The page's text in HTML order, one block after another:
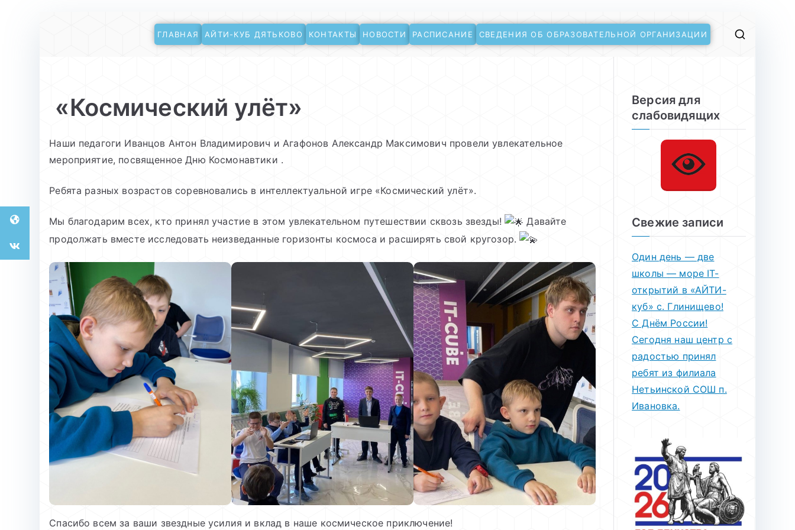
АйТи-куб Глинищево
Центр цифрового образования
ГЛАВНАЯ АЙТИ-КУБ ДЯТЬКОВО КОНТАКТЫ НОВОСТИ РАСПИСАНИЕ СВЕДЕНИЯ ОБ ОБРАЗОВАТЕЛЬНОЙ ОРГАНИЗАЦИИ
«Космический улёт»
Наши педагоги Иванцов Антон Владимирович и Агафонов Александр Максимович провели увлекательное
мероприятие, посвященное Дню Космонавтики .
Ребята разных возрастов соревновались в интеллектуальной игре «Космический улёт».
Мы благодарим всех, кто принял участие в этом увлекательном путешествии сквозь звезды!
Давайте
продолжать вместе исследовать неизведанные горизонты космоса и расширять свой кругозор.
Спасибо всем за ваши звездные усилия и вклад в наше космическое приключение!
Версия для
слабовидящих
Свежие записи
Один день — две
школы — море IT-
открытий в «АЙТИ-
куб» с. Глинищево!
С Днём России!
Сегодня наш центр с
радостью принял
ребят из филиала
Нетьинской СОШ п.
Ивановка.